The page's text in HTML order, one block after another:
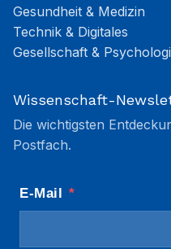
Gesundheit & Medizin
Technik & Digitales
Gesellschaft &
Wissenschaft-
Die wichtigsten
Postfach.